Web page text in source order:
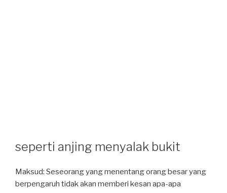
seperti anjing menyalak bukit
Maksud: Seseorang yang menentang orang besar yang
berpengaruh tidak akan memberi kesan apa-apa